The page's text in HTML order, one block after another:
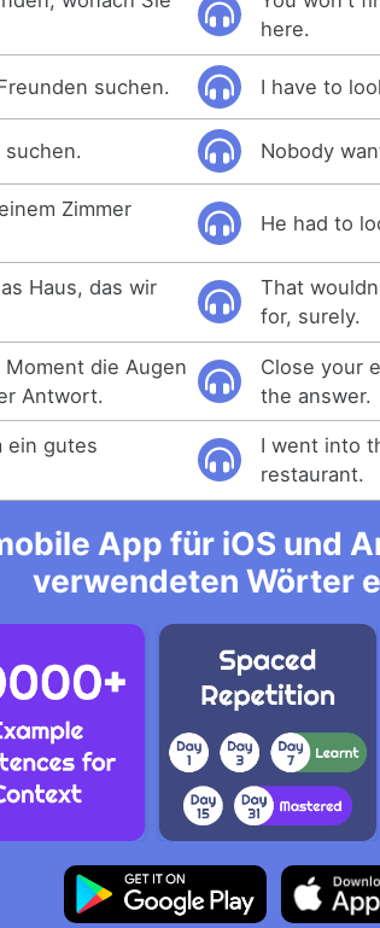
here.
suchen. I have to
suchen. Nobody
Zimmer
He had to
Haus, das wir
That
for, surely.
die Augen
Antwort.
Close your
the answer.
ein gutes
I went into
restaurant.
App für iOS und
verwendeten Wörter